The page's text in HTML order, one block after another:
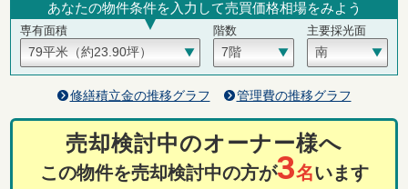
あなたの物件条件を入力して売買価格相場をみよう
専有面積 階数 主要採光面
修繕積立金の推移グラフ 管理費の推移グラフ
売却検討中のオーナー様へ
この物件を売却検討中の方が3名います